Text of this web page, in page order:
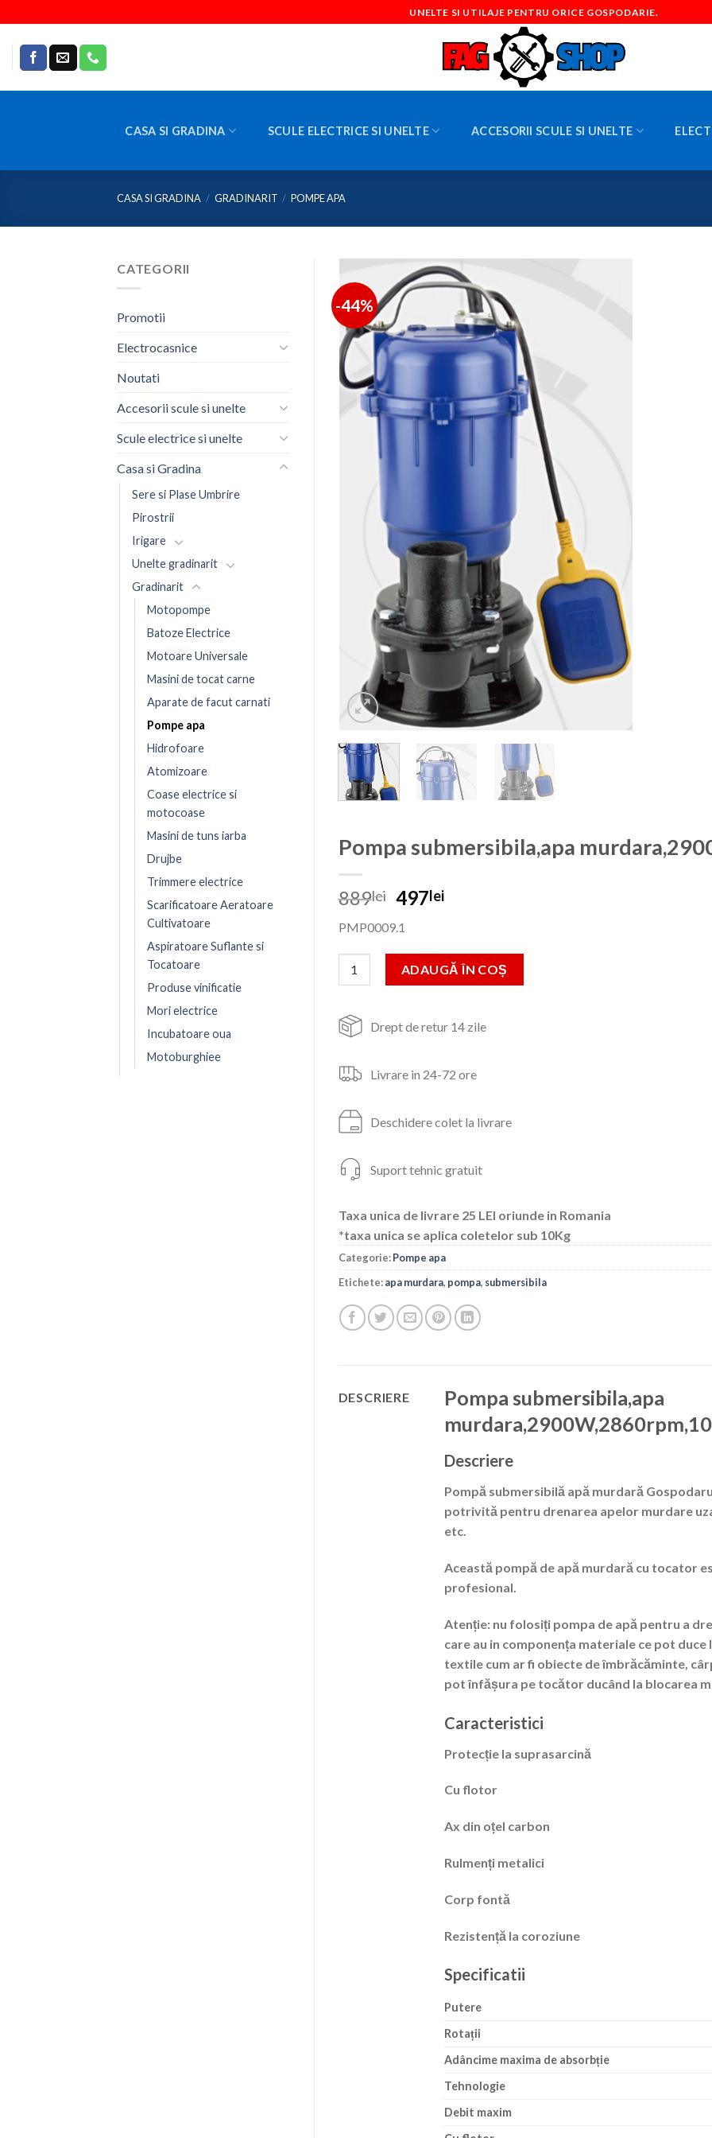
to
content
UNELTE SI UTILAJE PENTRU ORICE GOSPODARIE.
CASA SI GRADINA SCULE ELECTRICE SI UNELTE ACCESORII SCULE SI UNELTE
CASA SI GRADINA / GRADINARIT / POMPE APA
CATEGORII
Promotii
Electrocasnice
Noutati
Accesorii scule si unelte
Scule electrice si unelte
Casa si Gradina
Sere si Plase Umbrire
Pirostrii
Irigare
Unelte gradinarit
Gradinarit
Motopompe
Batoze Electrice
Motoare Universale
Masini de tocat carne
Aparate de facut carnati
Pompe apa
Hidrofoare
Atomizoare
Coase electrice si
motocoase
Masini de tuns iarba
Drujbe
Trimmere electrice
Scarificatoare Aeratoare
Cultivatoare
Aspiratoare Suflante si
Tocatoare
Produse vinificatie
Mori electrice
Incubatoare oua
Motoburghiee
-44%
Pompa submersibila,apa
889lei Prețul
a
fost:
889lei.
497leiPrețul
497lei.
PMP0009.1
Cantitate Pompa submersibila,apa murdara,2900W,2860rpm,10m
ADAUGĂ ÎN COȘ
Drept de retur 14 zile
Livrare in 24-72 ore
Deschidere colet la livrare
Suport tehnic gratuit
Taxa unica de livrare 25 LEI oriunde in Romania
*taxa unica se aplica coletelor sub 10Kg
Categorie:Pompe apa
Etichete:apa murdara, pompa, submersibila
DESCRIERE
Pompa submersibila,apa
Descriere
Pompă submersibilă apă murdară
potrivită pentru drenarea apelor murdare
etc.
Această pompă de apă murdară cu tocator
profesional.
Atenție: nu folosiți pompa de apă pentru a
care au in componența materiale ce pot
textile cum ar fi obiecte de îmbrăcăminte,
pot înfășura pe tocător ducând la blocarea
Caracteristici
Protecție la suprasarcină
Cu flotor
Ax din oțel carbon
Rulmenți metalici
Corp fontă
Rezistență la coroziune
Specificatii
Putere
Rotații
Adâncime maxima de absorbție
Tehnologie
Debit maxim